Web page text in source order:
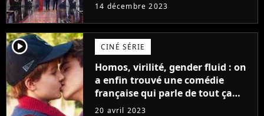
14 décembre 2023
player2 CINÉ SÉRIE
Homos, virilité, gender fluid : on
a enfin trouvé une comédie
française qui parle de tout ça
sans être super ringarde
20 avril 2023